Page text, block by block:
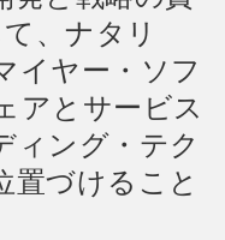
、ナタリ
イヤー・ソフ
アとサービス
ィング・テク
置づけること